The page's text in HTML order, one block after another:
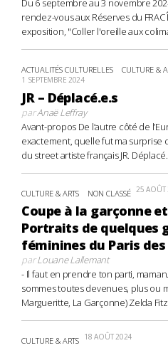
Du 6 septembre au 3 novembre
rendez-vous aux Réserves du
exposition, "Coller l'oreille aux
ACTUALITÉS CULTURELLES CULTURE &
1 SEPTEMBRE 2024
JR – Déplacé.e.s
parAnaë Leffray
Avant-propos De l’autre côté de
exactement, quelle fut ma
du street artiste français JR.
CULTURE & ARTS NON CLASSÉ 25 AOÛT
Coupe à la garçonne
Portraits de quelques
féminines du Paris des
parLouane Lallemant
- Il faut en prendre ton parti,
sommes toutes devenues, plus ou
Margueritte, La Garçonne) Zelda
CULTURE & ARTS 18 AOÛT 2024